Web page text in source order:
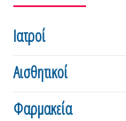
Ιατροί
Αισθητικοί
Φαρμακεία